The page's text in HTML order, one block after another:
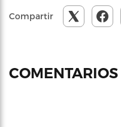
Compartir
COMENTARIOS